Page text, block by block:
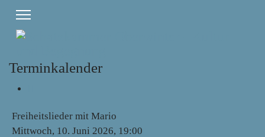
Terminkalender
Freiheitslieder mit Mario
Mittwoch, 10. Juni 2026, 19:00